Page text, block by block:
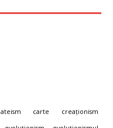
ateism carte
creaționism